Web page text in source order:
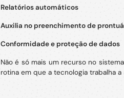
Relatórios automáticos
Auxilia no preenchimento de
Conformidade e proteção de dados
Não é só mais um recurso no
rotina em que a tecnologia trabalha